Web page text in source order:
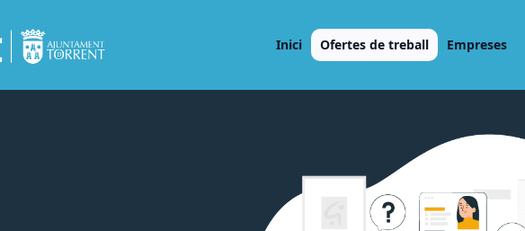
Inici Ofertes de treball Empreses